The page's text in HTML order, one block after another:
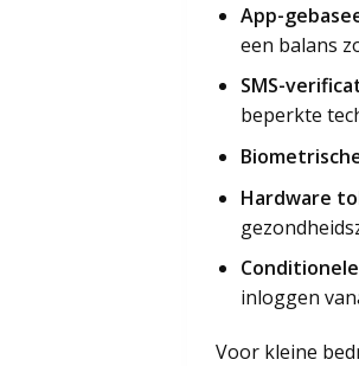
App-
een balans
SMS-
beperkte
Hardware
inloggen
Voor kleine